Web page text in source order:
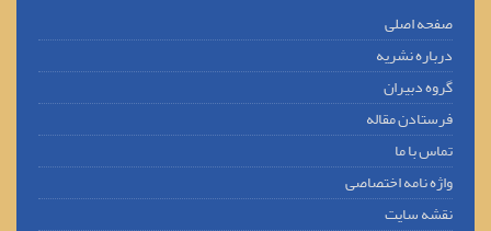
صفحه اصلی
درباره نشریه
گروه دبیران
فرستادن مقاله
تماس با ما
واژه نامه اختصاصی
نقشه سایت